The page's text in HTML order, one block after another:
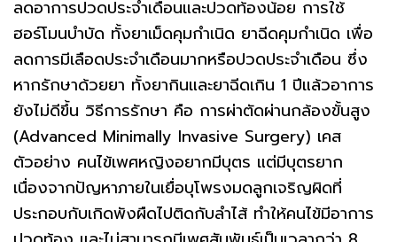
ลดอาการปวดประจำเดือนและปวดท้องน้อย การใช้
ฮอร์โมนบำบัด ทั้งยาเม็ดคุมกำเนิด ยาฉีดคุมกำเนิด เพื่อ
ลดการมีเลือดประจำเดือนมากหรือปวดประจำเดือน ซึ่ง
หากรักษาด้วยยา ทั้งยากินและยาฉีดเกิน 1 ปีแล้วอาการ
ยังไม่ดีขึ้น วิธีการรักษา คือ การผ่าตัดผ่านกล้องขั้นสูง
(Advanced Minimally Invasive Surgery) เคส
ตัวอย่าง คนไข้เพศหญิงอยากมีบุตร แต่มีบุตรยาก
เนื่องจากปัญหาภายในเยื่อบุโพรงมดลูกเจริญผิดที่
ประกอบกับเกิดพังผืดไปติดกับลำไส้ ทำให้คนไข้มีอาการ